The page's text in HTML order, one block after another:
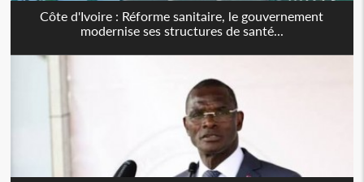
Côte d'Ivoire : Réforme sanitaire, le gouvernement
modernise ses structures de santé...